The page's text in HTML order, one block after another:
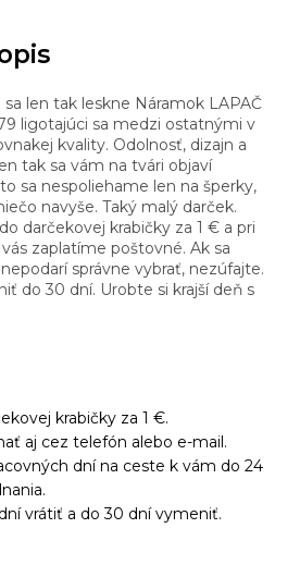
sa len tak leskne Náramok LAPAČ
ligotajúci sa medzi ostatnými v
kvality. Odolnosť, dizajn a
tak sa vám na tvári objaví
sa nespoliehame len na šperky,
navyše. Taký malý darček.
darčekovej krabičky za 1 € a pri
zaplatíme poštovné. Ak sa
správne vybrať, nezúfajte.
do 30 dní. Urobte si krajší deň s
krabičky za 1 €.
aj cez telefón alebo e-mail.
dní na ceste k vám do 24
vrátiť a do 30 dní vymeniť.